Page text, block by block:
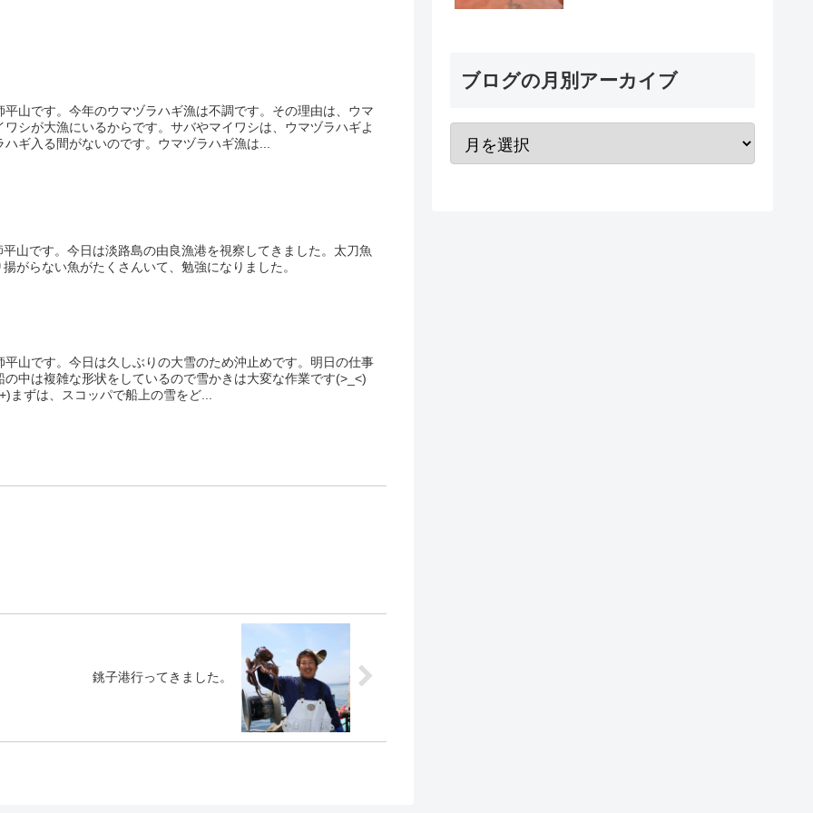
山です。今年のウマヅラハギ漁は不調です。その理由は、ウマ
シが大漁にいるからです。サバやマイワシは、ウマヅラハギよ
ギ入る間がないのです。ウマヅラハギ漁は...
山です。今日は淡路島の由良漁港を視察してきました。太刀魚
がらない魚がたくさんいて、勉強になりました。
山です。今日は久しぶりの大雪のため沖止めです。明日の仕事
中は複雑な形状をしているので雪かきは大変な作業です(>_<)
まずは、スコッパで船上の雪をど...
銚子港行ってきました。
ブログの月別アーカイブ